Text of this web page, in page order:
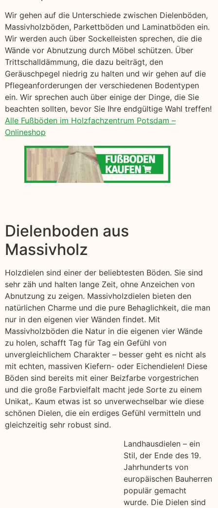
Wir gehen auf die Unterschiede zwischen Dielenböden,
Massivholzböden, Parkettböden und Laminatböden ein.
Wir werden auch über Sockelleisten sprechen, die die
Wände vor Abnutzung durch Möbel schützen. Über
Trittschalldämmung, die dazu beiträgt, den
Geräuschpegel niedrig zu halten und wir gehen auf die
Pflegeanforderungen der verschiedenen Bodentypen
ein. Wir sprechen auch über einige der Dinge, die Sie
beachten sollten, bevor Sie Ihre endgültige Wahl treffen!
Alle Fußböden im Holzfachzentrum Potsdam –
Onlineshop
Dielenboden aus
Massivholz
Holzdielen sind einer der beliebtesten Böden. Sie sind
sehr zäh und halten lange Zeit, ohne Anzeichen von
Abnutzung zu zeigen. Massivholzdielen bieten den
natürlichen Charme und die pure Behaglichkeit, die man
nur in den eigenen vier Wänden findet. Mit
Massivholzböden die Natur in die eigenen vier Wände
zu holen, schafft Tag für Tag ein Gefühl von
unvergleichlichem Charakter – besser geht es nicht als
mit echten, massiven Kiefern- oder Eichendielen! Diese
Böden sind bereits mit einer Beizfarbe vorgestrichen
und die große Farbvielfalt macht jede Sorte zu einem
Unikat,. Kaum etwas ist so unverwechselbar wie diese
schönen Dielen, die ein erdiges Gefühl vermitteln und
gleichzeitig sehr robust sind.
Landhausdielen – ein
Stil, der Ende des 19.
Jahrhunderts von
europäischen Bauherren
populär gemacht
wurde. Die Dielen sind